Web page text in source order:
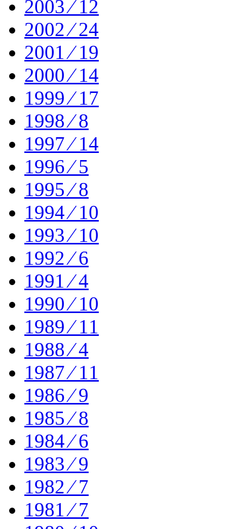
2003 ⁄ 12
2002 ⁄ 24
2001 ⁄ 19
2000 ⁄ 14
1999 ⁄ 17
1998 ⁄ 8
1997 ⁄ 14
1996 ⁄ 5
1995 ⁄ 8
1994 ⁄ 10
1993 ⁄ 10
1992 ⁄ 6
1991 ⁄ 4
1990 ⁄ 10
1989 ⁄ 11
1988 ⁄ 4
1987 ⁄ 11
1986 ⁄ 9
1985 ⁄ 8
1984 ⁄ 6
1983 ⁄ 9
1982 ⁄ 7
1981 ⁄ 7